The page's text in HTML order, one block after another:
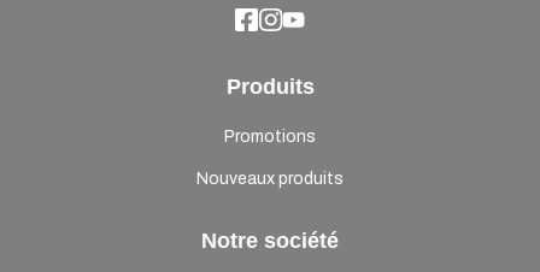
Produits
Promotions
Nouveaux produits
Notre société